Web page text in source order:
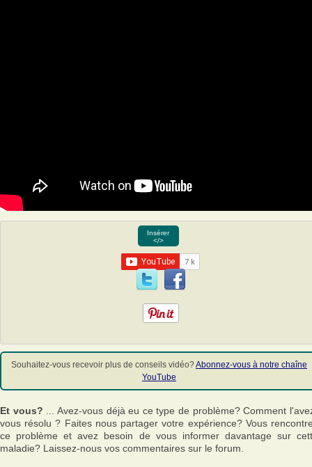
Insérer
</>
Souhaitez-vous recevoir plus de conseils vidéo?Abonnez-vous à notre chaîne
YouTube
Et vous? ... Avez-vous déjà eu ce type de problème? Comment
vous résolu ? Faites nous partager votre expérience? Vous
ce problème et avez besoin de vous informer davantage sur
maladie? Laissez-nous vos commentaires sur le forum.